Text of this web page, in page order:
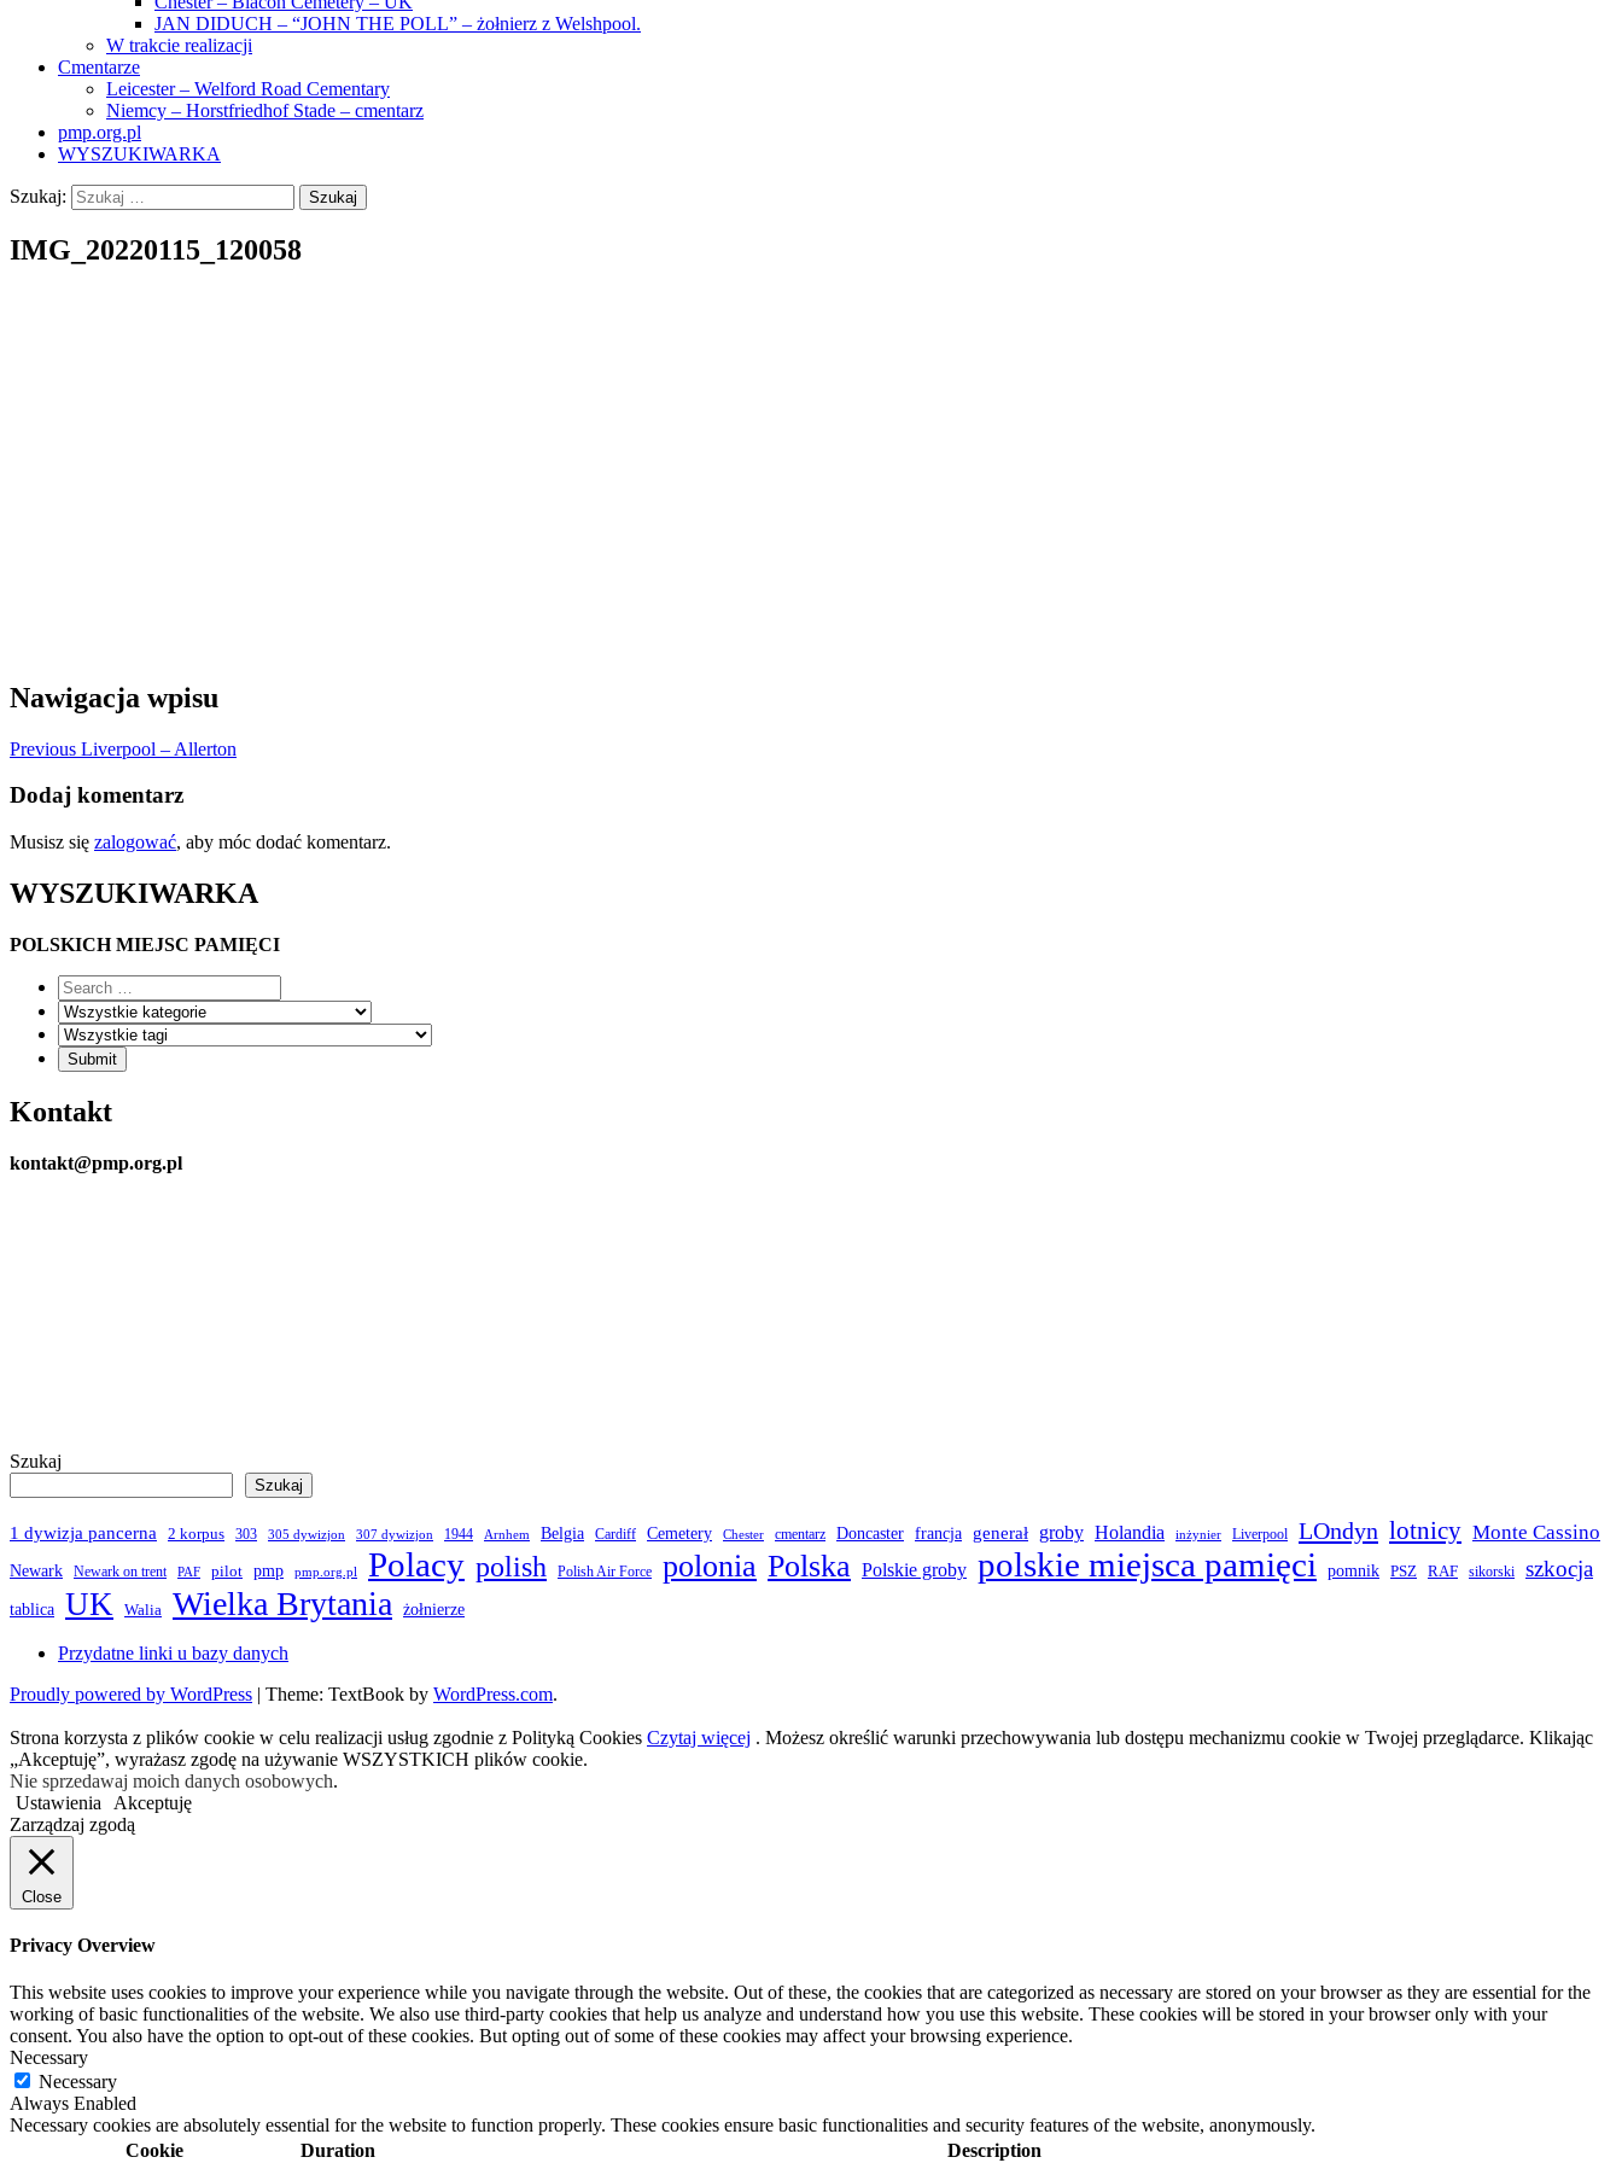
JAN DIDUCH – “JOHN THE POLL” – żołnierz z Welshpool.
W trakcie realizacji
Cmentarze
Leicester – Welford Road Cementary
Niemcy – Horstfriedhof Stade – cmentarz
pmp.org.pl
WYSZUKIWARKA
Szukaj:
IMG_20220115_120058
Nawigacja wpisu
Previous Liverpool – Allerton
Dodaj komentarz
Musisz się zalogować, aby móc dodać komentarz.
WYSZUKIWARKA
POLSKICH MIEJSC PAMIĘCI
Kontakt
kontakt@pmp.org.pl
Szukaj
Szukaj
1 dywizja pancerna 2 korpus 303 305 dywizjon 307 dywizjon 1944 Arnhem Belgia Cardiff Cemetery Chester cmentarz Doncaster francja generał groby Holandia inżynier Liverpool LOndyn lotnicy Monte Cassino
Newark Newark on trent PAF pilot pmp pmp.org.pl Polacy polish Polish Air Force polonia Polska Polskie groby polskie miejsca pamięci pomnik PSZ RAF sikorski szkocja
tablica UK Walia Wielka Brytania żołnierze
Przydatne linki u bazy danych
Proudly powered by WordPress | Theme: TextBook by WordPress.com.
Strona korzysta z plików cookie w celu realizacji usług zgodnie z Polityką Cookies Czytaj więcej . Możesz określić warunki przechowywania lub dostępu mechanizmu cookie w Twojej przeglądarce. Klikając
„Akceptuję”, wyrażasz zgodę na używanie WSZYSTKICH plików cookie.
Nie sprzedawaj moich danych osobowych.
Ustawienia
Akceptuję
Zarządzaj zgodą
Close
Privacy Overview
This website uses cookies to improve your experience while you navigate through the website. Out of these, the cookies that are categorized as necessary are stored on your browser as they are essential for the
working of basic functionalities of the website. We also use third-party cookies that help us analyze and understand how you use this website. These cookies will be stored in your browser only with your
consent. You also have the option to opt-out of these cookies. But opting out of some of these cookies may affect your browsing experience.
Necessary
Necessary
Always Enabled
Necessary cookies are absolutely essential for the website to function properly. These cookies ensure basic functionalities and security features of the website, anonymously.
Cookie
Duration Description